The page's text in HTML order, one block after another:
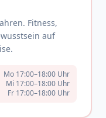
Fitness,
auf
Mo 17:00–18:00 Uhr
Mi 17:00–18:00 Uhr
Fr 17:00–18:00 Uhr